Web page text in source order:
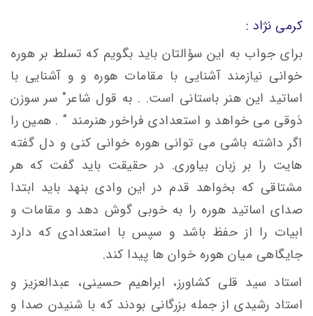
کرمی نژاد :
برای جواب به این سؤالتان باید بگویم که تسلط بر هوره
خوانی نیازمند آشنایی با مقامات هوره و و آشنایی با
اساتید این هنر باستانی است. . به قول شاعر" سر سوزن
ذوقی می خواهد و استعدادی فراخور هنرمند " . همین را
اگر داشته باشی می توانی هوره خوانی کنی و دل گفته
هایت را بر زبان بیاوری. در حقیقت باید گفت که هر
مشتاقی که بخواهد قدم در این وادی بنهد باید ابتدا
صدای اساتید هوره را به خوبی گوش دهد و مقامات و
ابیات را از حفظ باشد و سپس با استعدادی که دارد
جایگاهی میان هوره خوان ها پیدا کند.
استاد سید قلی کشاورز، ابراهیم حسینی، عبدالعزیز و
استاد رشیدی از جمله بزرگانی بودند که با شنیدن صدا و